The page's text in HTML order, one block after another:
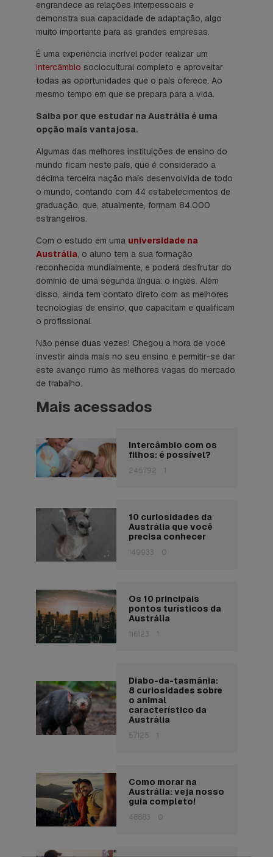
engrandece as relações interpessoais e
demonstra sua capacidade de adaptação, algo
muito importante para as grandes empresas.
É uma experiência incrível poder realizar um
intercâmbio sociocultural completo e aproveitar
todas as oportunidades que o país oferece. Ao
mesmo tempo em que se prepara para a vida.
Saiba por que estudar na Austrália é uma
opção mais vantajosa.
Algumas das melhores instituições de ensino do
mundo ficam neste país, que é considerado a
décima terceira nação mais desenvolvida de todo
o mundo, contando com 44 estabelecimentos de
graduação, que, atualmente, formam 84.000
estrangeiros.
Com o estudo em uma universidade na
Austrália, o aluno tem a sua formação
reconhecida mundialmente, e poderá desfrutar do
domínio de uma segunda língua: o inglês. Além
disso, ainda tem contato direto com as melhores
tecnologias de ensino, que capacitam e qualificam
o profissional.
Não pense duas vezes! Chegou a hora de você
investir ainda mais no seu ensino e permitir-se dar
este avanço rumo às melhores vagas do mercado
de trabalho.
Mais acessados
Intercâmbio com os
filhos: é possível?
245792 1
10 curiosidades da
Austrália que você
precisa conhecer
149933 0
Os 10 principais
pontos turísticos da
Austrália
116123 1
Diabo-da-tasmânia:
8 curiosidades sobre
o animal
característico da
Austrália
57125 1
Como morar na
Austrália: veja nosso
guia completo!
48883 0